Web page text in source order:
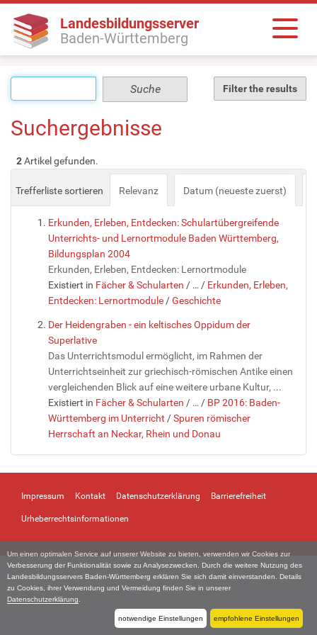
Um einen optimalen Service auf unserer Website zu bieten, verwenden wir Cookies zur
Verbesserung der Funktionalität sowie zu Analysezwecken. Durch die weitere Nutzung des
Landesbildungsservers Baden-Württemberg erklären Sie sich damit einverstanden. Details
zu Cookies, ihrer Verwendung und Vermeidung finden Sie in unserer
Datenschutzerklärung
notwendige Einstellungen empfohlene Einstellungen
Landesbildungsserver
Baden-Württemberg
Filter the results
Suchergebnisse
2Artikel gefunden.
Trefferliste sortieren Relevanz Datum (neueste zuerst)
Erkunden, Erleben, Entdecken: Schulartübergreifende
Unterrichts- und Lernortmodule Baden Württemberg,
Bildungsplan 2004
Erkunden, Erleben, Entdecken: Lernortmodule
Existiert in Fächer & Schularten / … / Erkunden, Erleben,
Entdecken: Lernortmodule /Geschichte
Der Heidengraben - ein keltisches Oppidum der
Superlative
Das Unterrichtsmodul ermöglicht, im Rahmen der
Unterrichtseinheit zur griechisch-römischen Antike einen
vergleichenden Blick auf eine weitere urbane Kultur, ...
Existiert in Fächer & Schularten / … / BP 2016: Baden-
Württemberg im Unterricht /Spuren römischer
Herrschaft an Neckar, Rhein und Donau
Impressum Kontakt Datenschutzerklärung Barrierefreiheit
Urheberrechtsinformationen